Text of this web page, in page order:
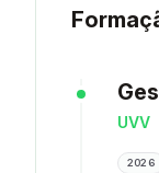
UVV
2026